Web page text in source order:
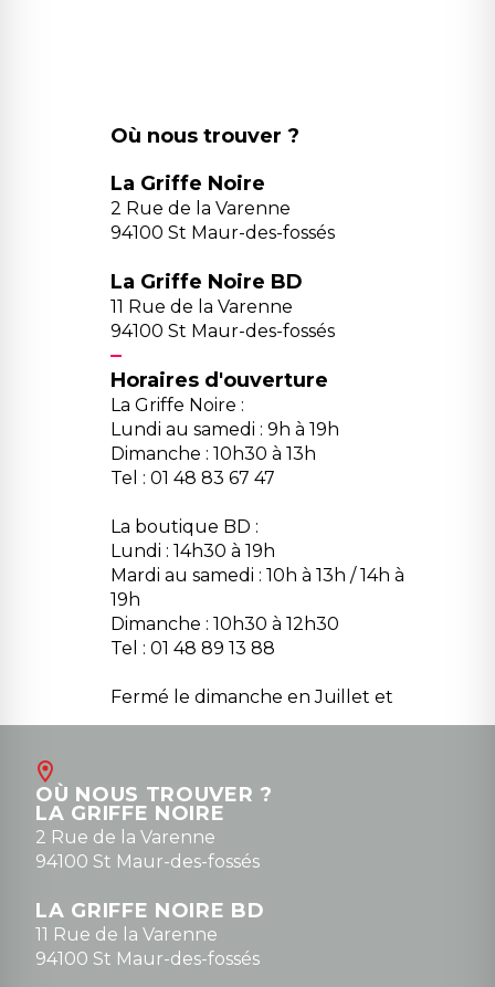
Où nous trouver ?
La Griffe Noire
2 Rue de la Varenne
94100 St Maur-des-fossés
La Griffe Noire BD
11 Rue de la Varenne
94100 St Maur-des-fossés
Horaires d'ouverture
La Griffe Noire :
Lundi au samedi : 9h à 19h
Dimanche : 10h30 à 13h
Tel : 01 48 83 67 47
La boutique BD :
Lundi : 14h30 à 19h
Mardi au samedi : 10h à 13h / 14h à
19h
Dimanche : 10h30 à 12h30
Tel : 01 48 89 13 88
Fermé le dimanche en Juillet et
Août
contact@la-griffe-noire.com
0148836747
OÙ NOUS TROUVER ?
LA GRIFFE NOIRE
2 Rue de la Varenne
94100 St Maur-des-fossés
LA GRIFFE NOIRE BD
11 Rue de la Varenne
94100 St Maur-des-fossés